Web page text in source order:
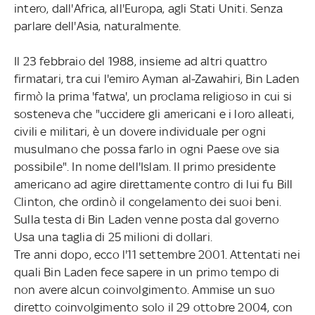
intero, dall'Africa, all'Europa, agli Stati Uniti. Senza
parlare dell'Asia, naturalmente.
Il 23 febbraio del 1988, insieme ad altri quattro
firmatari, tra cui l'emiro Ayman al-Zawahiri, Bin Laden
firmò la prima 'fatwa', un proclama religioso in cui si
sosteneva che "uccidere gli americani e i loro alleati,
civili e militari, è un dovere individuale per ogni
musulmano che possa farlo in ogni Paese ove sia
possibile". In nome dell'Islam. Il primo presidente
americano ad agire direttamente contro di lui fu Bill
Clinton, che ordinò il congelamento dei suoi beni.
Sulla testa di Bin Laden venne posta dal governo
Usa una taglia di 25 milioni di dollari.
Tre anni dopo, ecco l'11 settembre 2001. Attentati nei
quali Bin Laden fece sapere in un primo tempo di
non avere alcun coinvolgimento. Ammise un suo
diretto coinvolgimento solo il 29 ottobre 2004, con